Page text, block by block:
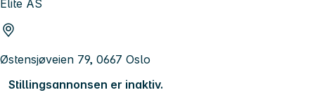
Elite AS
Østensjøveien 79, 0667 Oslo
Stillingsannonsen er inaktiv.